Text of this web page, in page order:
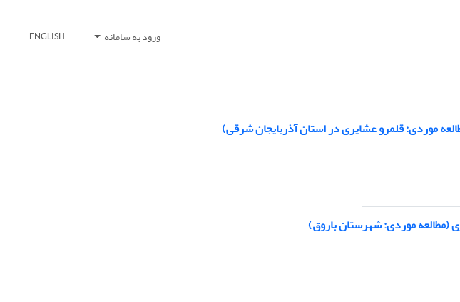
ورود به سامانه ENGLISH
موردی: قلمرو عشایری در استان آذربایجان شرقی)
موردی: شهرستان باروق)